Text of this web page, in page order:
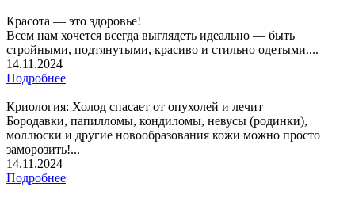
Красота — это здоровье!
Всем нам хочется всегда выглядеть идеально — быть
стройными, подтянутыми, красиво и стильно одетыми....
14.11.2024
Подробнее
Криология: Холод спасает от опухолей и лечит
Бородавки, папилломы, кондиломы, невусы (родинки),
моллюски и другие новообразования кожи можно просто
заморозить!...
14.11.2024
Подробнее